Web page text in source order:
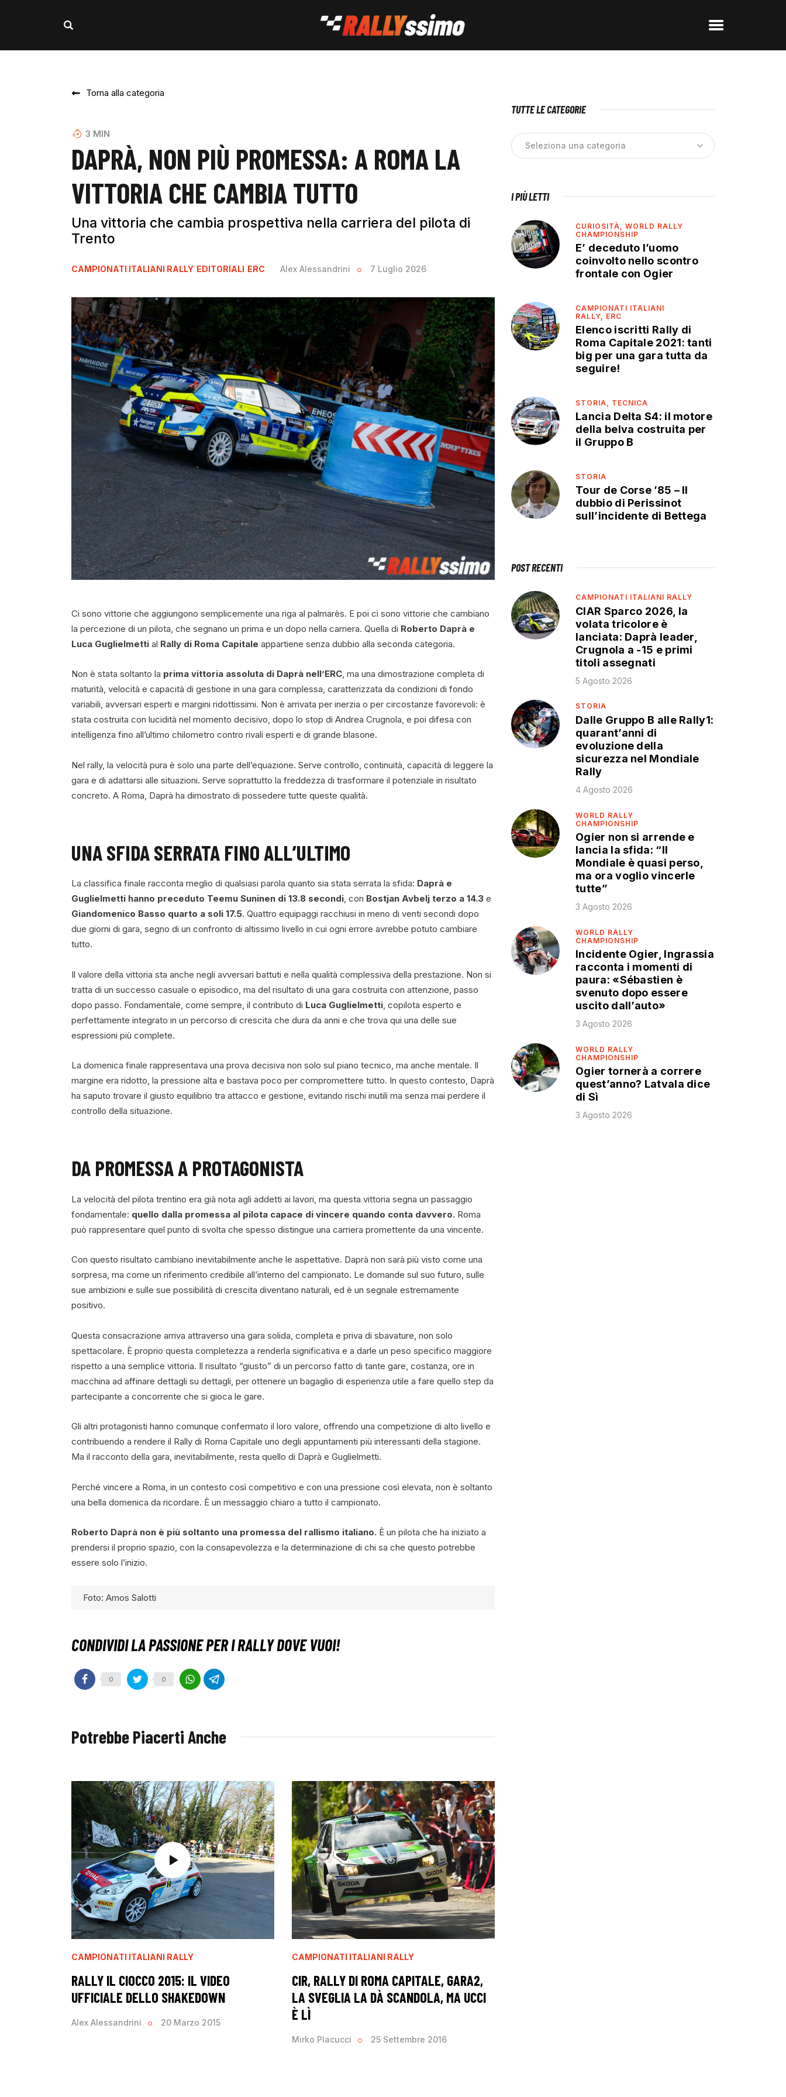
Torna alla categoria
3 MIN
DAPRÀ, NON PIÙ PROMESSA: A ROMA LA
VITTORIA CHE CAMBIA TUTTO
Una vittoria che cambia prospettiva nella carriera del pilota di
Trento
CAMPIONATI ITALIANI RALLY EDITORIALI ERC Alex Alessandrini 7 Luglio 2026
Ci sono vittorie che aggiungono semplicemente una riga al palmarès. E poi ci sono vittorie che cambiano
la percezione di un pilota, che segnano un prima e un dopo nella carriera. Quella di Roberto Daprà e
Luca Guglielmetti al Rally di Roma Capitale appartiene senza dubbio alla seconda categoria.
Non è stata soltanto la prima vittoria assoluta di Daprà nell’ERC, ma una dimostrazione completa di
maturità, velocità e capacità di gestione in una gara complessa, caratterizzata da condizioni di fondo
variabili, avversari esperti e margini ridottissimi. Non è arrivata per inerzia o per circostanze favorevoli: è
stata costruita con lucidità nel momento decisivo, dopo lo stop di Andrea Crugnola, e poi difesa con
intelligenza fino all’ultimo chilometro contro rivali esperti e di grande blasone.
Nel rally, la velocità pura è solo una parte dell’equazione. Serve controllo, continuità, capacità di leggere la
gara e di adattarsi alle situazioni. Serve soprattutto la freddezza di trasformare il potenziale in risultato
concreto. A Roma, Daprà ha dimostrato di possedere tutte queste qualità.
UNA SFIDA SERRATA FINO ALL’ULTIMO
La classifica finale racconta meglio di qualsiasi parola quanto sia stata serrata la sfida: Daprà e
Guglielmetti hanno preceduto Teemu Suninen di 13.8 secondi, con Bostjan Avbelj terzo a 14.3 e
Giandomenico Basso quarto a soli 17.5. Quattro equipaggi racchiusi in meno di venti secondi dopo
due giorni di gara, segno di un confronto di altissimo livello in cui ogni errore avrebbe potuto cambiare
tutto.
Il valore della vittoria sta anche negli avversari battuti e nella qualità complessiva della prestazione. Non si
tratta di un successo casuale o episodico, ma del risultato di una gara costruita con attenzione, passo
dopo passo. Fondamentale, come sempre, il contributo di Luca Guglielmetti , copilota esperto e
perfettamente integrato in un percorso di crescita che dura da anni e che trova qui una delle sue
espressioni più complete.
La domenica finale rappresentava una prova decisiva non solo sul piano tecnico, ma anche mentale. Il
margine era ridotto, la pressione alta e bastava poco per compromettere tutto. In questo contesto, Daprà
ha saputo trovare il giusto equilibrio tra attacco e gestione, evitando rischi inutili ma senza mai perdere il
controllo della situazione.
DA PROMESSA A PROTAGONISTA
La velocità del pilota trentino era già nota agli addetti ai lavori, ma questa vittoria segna un passaggio
fondamentale: quello dalla promessa al pilota capace di vincere quando conta davvero. Roma
può rappresentare quel punto di svolta che spesso distingue una carriera promettente da una vincente.
Con questo risultato cambiano inevitabilmente anche le aspettative. Daprà non sarà più visto come una
sorpresa, ma come un riferimento credibile all’interno del campionato. Le domande sul suo futuro, sulle
sue ambizioni e sulle sue possibilità di crescita diventano naturali, ed è un segnale estremamente
positivo.
Questa consacrazione arriva attraverso una gara solida, completa e priva di sbavature, non solo
spettacolare. È proprio questa completezza a renderla significativa e a darle un peso specifico maggiore
rispetto a una semplice vittoria. Il risultato “giusto” di un percorso fatto di tante gare, costanza, ore in
macchina ad affinare dettagli su dettagli, per ottenere un bagaglio di esperienza utile a fare quello step da
partecipante a concorrente che si gioca le gare.
Gli altri protagonisti hanno comunque confermato il loro valore, offrendo una competizione di alto livello e
contribuendo a rendere il Rally di Roma Capitale uno degli appuntamenti più interessanti della stagione.
Ma il racconto della gara, inevitabilmente, resta quello di Daprà e Guglielmetti.
Perché vincere a Roma, in un contesto così competitivo e con una pressione così elevata, non è soltanto
una bella domenica da ricordare. È un messaggio chiaro a tutto il campionato.
Roberto Daprà non è più soltanto una promessa del rallismo italiano. È un pilota che ha iniziato a
prendersi il proprio spazio, con la consapevolezza e la determinazione di chi sa che questo potrebbe
essere solo l’inizio.
Foto: Amos Salotti
0 0
Potrebbe Piacerti Anche
CAMPIONATI ITALIANI RALLY
RALLY IL CIOCCO 2015: IL VIDEO
UFFICIALE DELLO SHAKEDOWN
Alex Alessandrini 20 Marzo 2015
CAMPIONATI ITALIANI RALLY
CIR, RALLY DI ROMA CAPITALE, GARA2,
LA SVEGLIA LA DÀ SCANDOLA, MA UCCI
È LÌ
Mirko Placucci 25 Settembre 2016
TUTTE LE CATEGORIE
I PIÙ LETTI
CURIOSITÀ,WORLD RALLY
CHAMPIONSHIP
E’ deceduto l’uomo
coinvolto nello scontro
frontale con Ogier
CAMPIONATI ITALIANI
RALLY, ERC
Elenco iscritti Rally di
Roma Capitale 2021: tanti
big per una gara tutta da
seguire!
STORIA, TECNICA
Lancia Delta S4: il motore
della belva costruita per
il Gruppo B
STORIA
Tour de Corse ’85 – Il
dubbio di Perissinot
sull’incidente di Bettega
POST RECENTI
CAMPIONATI ITALIANI RALLY
CIAR Sparco 2026, la
volata tricolore è
lanciata: Daprà leader,
Crugnola a -15 e primi
titoli assegnati
5 Agosto 2026
STORIA
Dalle Gruppo B alle Rally1:
quarant’anni di
evoluzione della
sicurezza nel Mondiale
Rally
4 Agosto 2026
WORLD RALLY
CHAMPIONSHIP
Ogier non si arrende e
lancia la sfida: “Il
Mondiale è quasi perso,
ma ora voglio vincerle
tutte”
3 Agosto 2026
WORLD RALLY
CHAMPIONSHIP
Incidente Ogier, Ingrassia
racconta i momenti di
paura: «Sébastien è
svenuto dopo essere
uscito dall’auto»
3 Agosto 2026
WORLD RALLY
CHAMPIONSHIP
Ogier tornerà a correre
quest’anno? Latvala dice
di Sì
3 Agosto 2026